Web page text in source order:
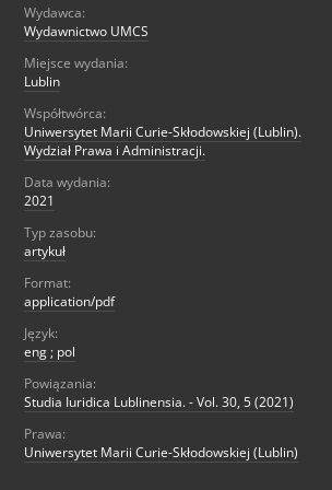
Wydawca:
Wydawnictwo UMCS
Miejsce wydania:
Lublin
Współtwórca:
Uniwersytet Marii Curie-Skłodowskiej (Lublin).
Wydział Prawa i Administracji.
Data wydania:
2021
Typ zasobu:
artykuł
Format:
application/pdf
Język:
eng ; pol
Powiązania:
Studia Iuridica Lublinensia. - Vol. 30, 5 (2021)
Prawa:
Uniwersytet Marii Curie-Skłodowskiej (Lublin)